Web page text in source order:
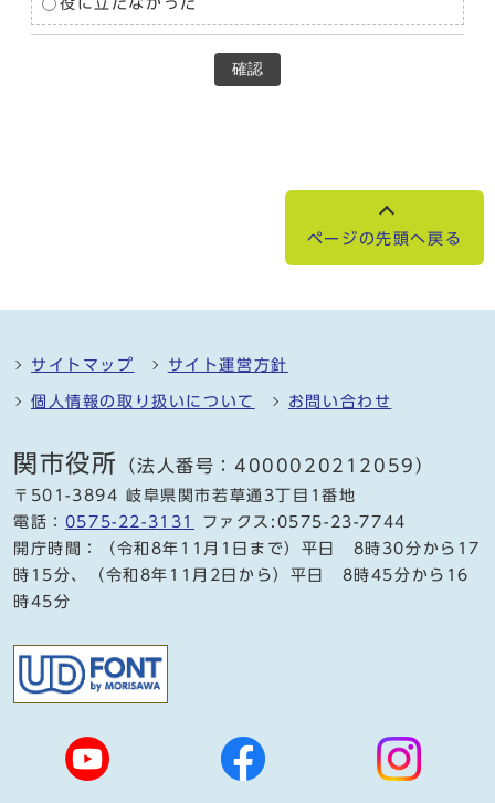
役に立たなかった
確認
ページの先頭へ戻る
サイトマップ サイト運営方針
個人情報の取り扱いについて お問い合わせ
関市役所 （法人番号：4000020212059）
〒501-3894 岐阜県関市若草通3丁目1番地
電話： 0575-22-3131
ファクス:0575-23-7744
開庁時間：（令和8年11月1日まで）平日 8時30分から17
時15分、（令和8年11月2日から）平日 8時45分から16
時45分